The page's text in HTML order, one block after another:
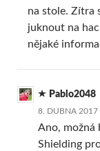
na stole. Zítra
juknout na
nějaké
Pablo2048
8. DUBNA 2017
Ano, možná
Shielding